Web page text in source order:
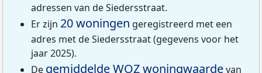
adressen van de Siedersstraat.
Er zijn 20 woningen geregistreerd met een
adres met de Siedersstraat (gegevens voor het
jaar 2025).
De gemiddeldeWOZwoningwaardevan